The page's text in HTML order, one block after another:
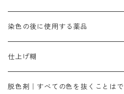
染料一覧ー100g入り
染料一覧ー500g入り
ピンクMB｜ピンク色
グリーンMB｜緑色
ダークブロンMFB｜こげ茶色
ブロンHNR｜こげ茶色
黒色系
ブラックMK（赤みの黒色）
ブラックMG（青みの黒色）
白色系（定番の色合い）
ネオホワイトR
霧島産・晩秋茶｜黄金色（赤みの黄色）
ローダミンB｜赤紫色｜マゼンダ色
摺込み刷毛（スリコミハケ）ー冬毛（柔
ローケツ用筆｜1本～販売
ローケツ用筆ー10%off｜20本セットお取
洋型紙（9番手｜中薄口、10番手｜
有償サンプル品｜約20cm×27cm
洋型紙9番手｜中薄口｜約54cm×110cm
張木｜入荷待ち
伸子
糊落とし剤｜ソルベンCA
濃染処理剤｜ソルバックスPS－900
染料の吸収促進剤
酢酸｜絹・羊毛・ナイロンに使用する
芒硝｜綿・麻の染色に使用する。
染料のムラ染め抑制剤（均染剤）
アゾリン200％｜綿・麻・絹・羊毛・ナ
染料の浸透剤
染色の後に使用する薬品
ソーピング剤｜未定着の染料を除去
ネオポールB－300｜反応染料のソーピ
仕上げ剤｜柔軟・平滑剤
仕上げ糊
カルボキシメチルセルロース（
脱色剤｜すべての色を抜くことはで